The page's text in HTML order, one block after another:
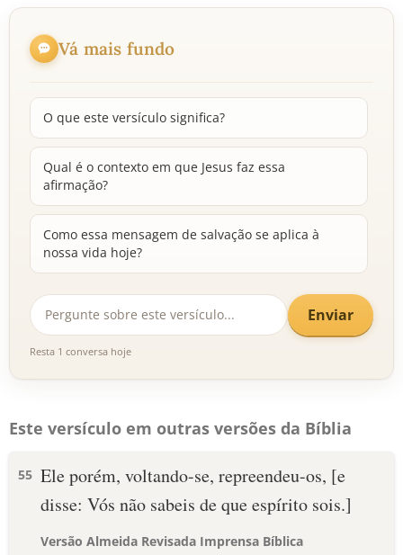
Vá mais fundo
O que este versículo significa?
Qual é o contexto em que Jesus faz essa
afirmação?
Como essa mensagem de salvação se aplica à
nossa vida hoje?
Enviar
Resta 1 conversa hoje
Este versículo em outras versões da Bíblia
55 Ele porém, voltando-se, repreendeu-os, [e
disse: Vós não sabeis de que espírito sois.]
Versão Almeida Revisada Imprensa Bíblica